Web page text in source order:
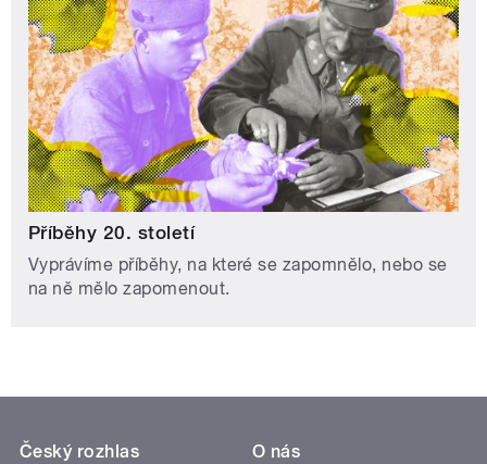
Příběhy 20. století
Vyprávíme příběhy, na které se zapomnělo, nebo se
na ně mělo zapomenout.
Český rozhlas
O nás